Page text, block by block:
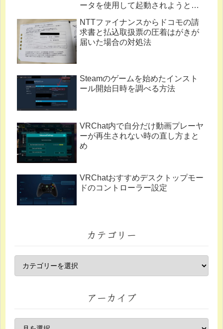
ータを使用して起動されようとし
NTTファイナンスからドコモの請
求書と払込取扱票の圧着はがきが
届いた場合の対処法
Steamのゲームを始めたインスト
ール開始日時を調べる方法
VRChat内で自分だけ動画プレーヤ
ーが再生されない時の直し方まと
め
VRChatおすすめデスクトップモー
ドのコントローラー設定
カテゴリー
アーカイブ